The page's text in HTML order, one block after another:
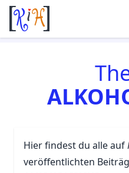
Hier findest du alle auf
veröffentlichten